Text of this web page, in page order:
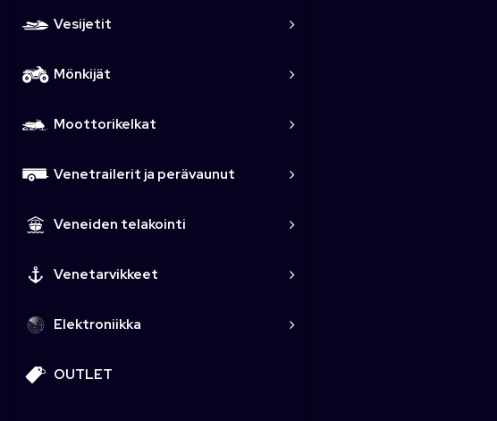
Vesijetit
Mönkijät
Moottorikelkat
Venetrailerit ja perävaunut
Veneiden telakointi
Venetarvikkeet
Elektroniikka
OUTLET